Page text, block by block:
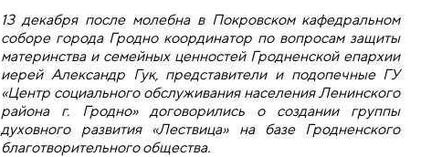
13 декабря после молебна в Покровском кафедральном
соборе города Гродно координатор по вопросам защиты
материнства и семейных ценностей Гродненской епархии
иерей Александр Гук, представители и подопечные ГУ
«Центр социального обслуживания населения Ленинского
района г. Гродно» договорились о создании группы
духовного развития «Лествица» на базе Гродненского
благотворительного общества.